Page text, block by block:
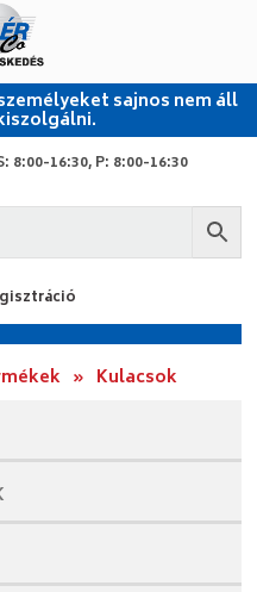
sajnos nem áll
8:00-16:30, P: 8:00-16:30
» Kulacsok